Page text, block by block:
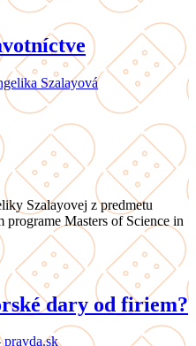
Szalayová
Szalayovej z predmetu
programe Masters of Science in
dary od firiem?
pravda.sk